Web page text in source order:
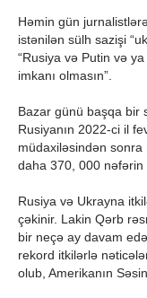
Həmin gün
istənilən sülh sazişi
“Rusiya və Putin və
imkanı olmasın”.
Bazar günü başqa bir
Rusiyanın 2022-ci il
müdaxiləsindən sonra
daha 370, 000 nəfərin
Rusiya və Ukrayna
çəkinir. Lakin Qərb
bir neçə ay davam
rekord itkilərlə
olub, Amerikanın